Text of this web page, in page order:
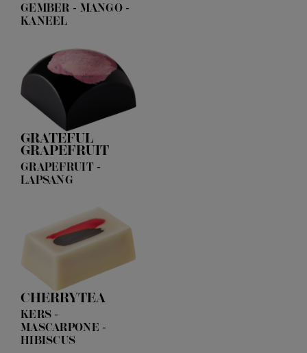
GEMBER - MANGO -
KANEEL
GRATEFUL
GRAPEFRUIT
GRAPEFRUIT -
LAPSANG
CHERRYTEA
KERS -
MASCARPONE -
HIBISCUS